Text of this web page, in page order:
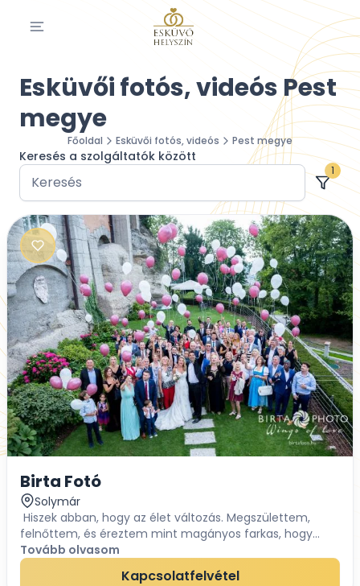
Esküvői fotós, videós Pest
megye
Főoldal Esküvői fotós, videós Pest megye
Keresés a szolgáltatók között
1
Birta Fotó
Solymár
Hiszek abban, hogy az élet változás. Megszülettem,
felnőttem, és éreztem mint magányos farkas, hogy
valami hiányzik.Ezt a hiányt a párom megtalálása
töltötte be. Az együtt eltöltött idő, a közö...
Tovább olvasom
Kapcsolatfelvétel